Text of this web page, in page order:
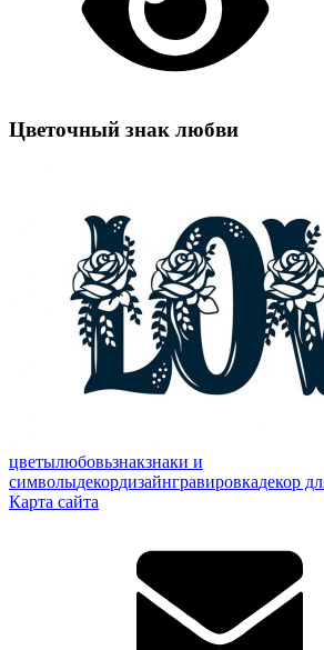
Цветочный знак любви
цветылюбовьзнакзнаки и
символыдекордизайнгравировкадекор
Карта сайта